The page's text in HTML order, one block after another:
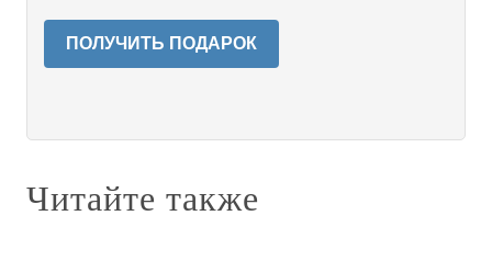
ПОЛУЧИТЬ ПОДАРОК
Читайте также